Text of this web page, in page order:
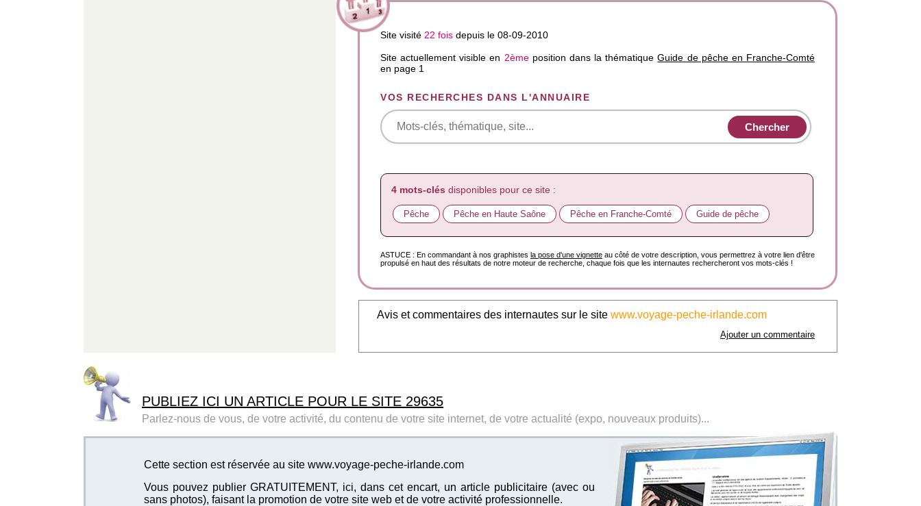
Site visité 22 fois depuis le 08-09-2010
Site actuellement visible en 2èmeposition dans la thématiqueGuide de pêche en Franche-Comté
en page 1
VOS RECHERCHES DANS L'ANNUAIRE
4 mots-clés disponibles pour ce site :
Pêche Pêche en Haute Saône Pêche en Franche-Comté Guide de pêche
ASTUCE : En commandant à nos graphistes la pose d'une vignette au côté de votre description, vous permettrez à votre lien d'être
propulsé en haut des résultats de notre moteur de recherche, chaque fois que les internautes rechercheront vos mots-clés !
Avis et commentaires des internautes sur le site www.voyage-peche-irlande.com
Ajouter un commentaire
PUBLIEZ ICI UN ARTICLE POUR LE SITE 29635
Parlez-nous de vous, de votre activité, du contenu de votre site internet, de votre actualité (expo, nouveaux produits)...
Cette section est réservée au site www.voyage-peche-irlande.com
Vous pouvez publier GRATUITEMENT, ici, dans cet encart, un article publicitaire (avec ou
sans photos), faisant la promotion de votre site web et de votre activité professionnelle.